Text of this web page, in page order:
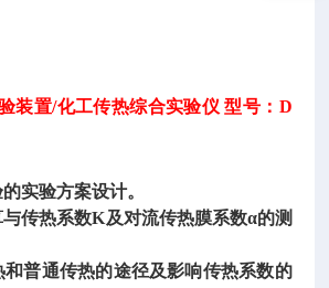
装置/化工传热综合实验仪 型号：D
实验方案设计。
传热系数K及对流传热膜系数α的测
和普通传热的途径及影响传热系数的